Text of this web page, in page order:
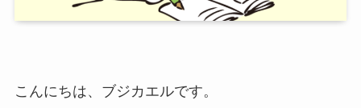
こんにちは、ブジカエルです。